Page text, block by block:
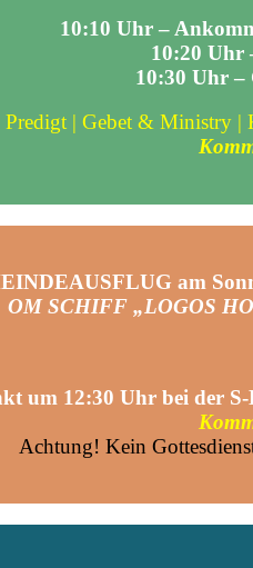
10:10 Uhr –
10:20 Uhr
10:30 Uhr –
| Gebet & Ministry |
am
OM SCHIFF „LOGOS
um 12:30 Uhr bei der
Achtung! Kein